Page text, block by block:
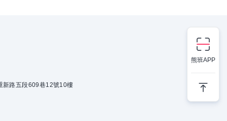
熊班APP
新路五段609巷12號10樓